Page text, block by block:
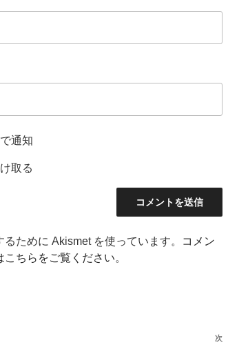
通知
取る
ために Akismet を使っています。
コメン
こちらをご覧ください。
次
次